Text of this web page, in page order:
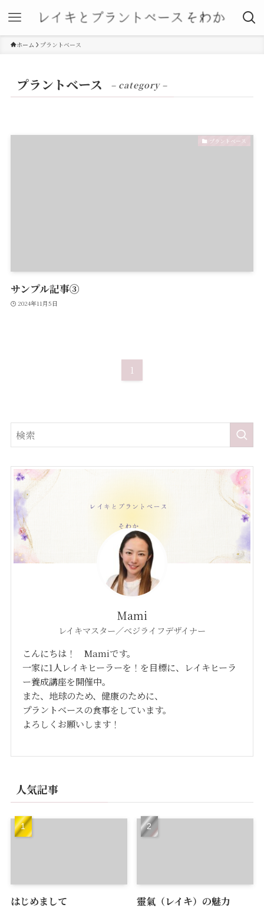
ホーム プラントベース
プラントベース – category –
プラントベース
サンプル記事③
2024年11月5日
1
Mami
レイキマスター／べジライフデザイナー
こんにちは！ Mamiです。
一家に1人レイキヒーラーを！を目標に、レイキヒーラ
ー養成講座を開催中。
また、地球のため、健康のために、
プラントベースの食事をしています。
よろしくお願いします！
人気記事
はじめまして 靈氣（レイキ）の魅力